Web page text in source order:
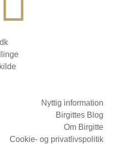
Nyttig information
Birgittes Blog
Om Birgitte
Cookie- og privatlivspolitik